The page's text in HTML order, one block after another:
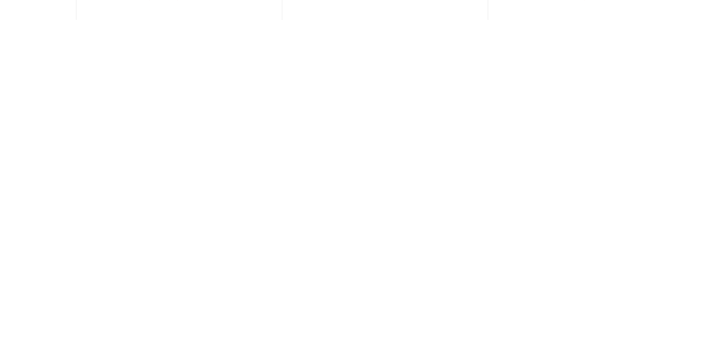
thông minh
thiếu sáng.
màu ban đêm khi cần.
giúp hình ảnh không bị tối đen khi có ánh sáng mạnh phía sau.
lang, khu vực thiếu sáng.